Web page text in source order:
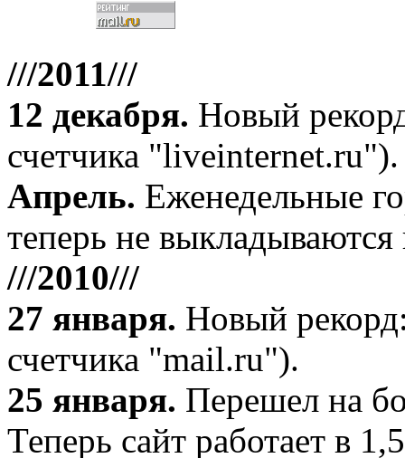
///2011///
12 декабря. Новый
счетчика "liveinternet.ru").
Апрель. Еженедельные
теперь не выкладываются
///2010///
27 января. Новый
счетчика "mail.ru").
25 января. Перешел на
Теперь сайт работает в